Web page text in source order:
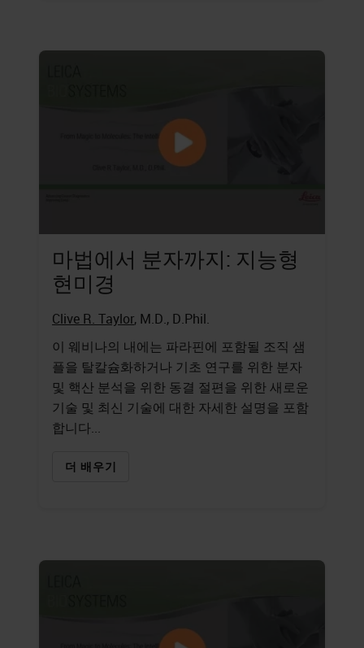
마법에서 분자까지: 지능형
현미경
Clive R. Taylor, M.D., D.Phil.
이 웨비나의 내에는 파라핀에 포함될 조직 샘
플을 탈칼슘화하거나 기초 연구를 위한 분자
및 핵산 분석을 위한 동결 절편을 위한 새로운
기술 및 최신 기술에 대한 자세한 설명을 포함
합니다...
더 배우기